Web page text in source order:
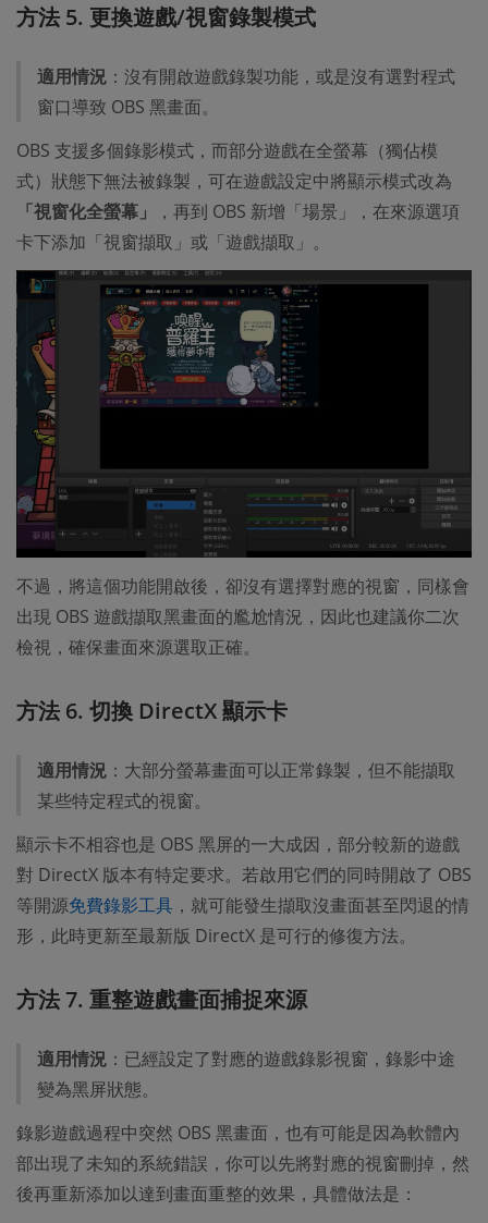
方法 5. 更換遊戲/視窗錄製模式
適用情況 ：沒有開啟遊戲錄製功能，或是沒有選對程式
窗口導致 OBS 黑畫面。
OBS 支援多個錄影模式，而部分遊戲在全螢幕（獨佔模
式）狀態下無法被錄製，可在遊戲設定中將顯示模式改為
「視窗化全螢幕」
，再到 OBS 新增「場景」，在來源選項
卡下添加「視窗擷取」或「遊戲擷取」。
不過，將這個功能開啟後，卻沒有選擇對應的視窗，同樣會
出現 OBS 遊戲擷取黑畫面的尷尬情況，因此也建議你二次
檢視，確保畫面來源選取正確。
方法 6. 切換 DirectX 顯示卡
適用情況 ：大部分螢幕畫面可以正常錄製，但不能擷取
某些特定程式的視窗。
顯示卡不相容也是 OBS 黑屏的一大成因，部分較新的遊戲
對 DirectX 版本有特定要求。若啟用它們的同時開啟了 OBS
等開源免費錄影工具 ，就可能發生擷取沒畫面甚至閃退的情
形，此時更新至最新版 DirectX 是可行的修復方法。
方法 7. 重整遊戲畫面捕捉來源
適用情況 ：已經設定了對應的遊戲錄影視窗，錄影中途
變為黑屏狀態。
錄影遊戲過程中突然 OBS 黑畫面，也有可能是因為軟體內
部出現了未知的系統錯誤，你可以先將對應的視窗刪掉，然
後再重新添加以達到畫面重整的效果，具體做法是：